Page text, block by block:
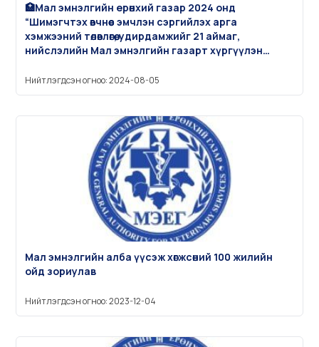
🏥Мал эмнэлгийн ерөнхий газар 2024 онд
“Шимэгчтэх өвчнөөс эмчлэн сэргийлэх арга
хэмжээний төлөвлөгөө, удирдамжийг 21 аймаг,
нийслэлийн Мал эмнэлгийн газарт хүргүүлэн
Нийтлэгдсэн огноо: 2024-08-05
Мал эмнэлгийн алба үүсэж хөгжсөний 100 жилийн
ойд зориулав
Нийтлэгдсэн огноо: 2023-12-04